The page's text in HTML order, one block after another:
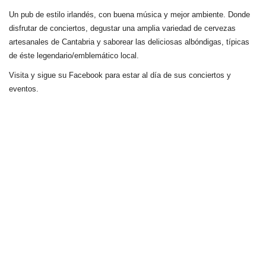
Un pub de estilo irlandés, con buena música y mejor ambiente. Donde
disfrutar de conciertos, degustar una amplia variedad de cervezas
artesanales de Cantabria y saborear las deliciosas albóndigas, típicas
de éste legendario/emblemático local.
Visita y sigue su Facebook para estar al día de sus conciertos y
eventos.